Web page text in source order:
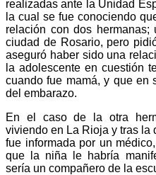
realizadas ante la Unidad
la cual se fue conociendo
relación con dos
ciudad de Rosario, pero
aseguró haber sido una
la adolescente en cuestión
cuando fue mamá, y que en
del embarazo.
En el caso de la otra
viviendo en La Rioja y tras la
fue informada por un
que la niña le habría
sería un compañero de la